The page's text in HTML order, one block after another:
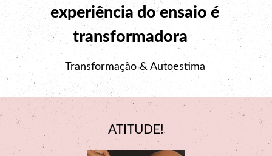
experiência do ensaio é
transformadora
Transformação & Autoestima
ATITUDE!